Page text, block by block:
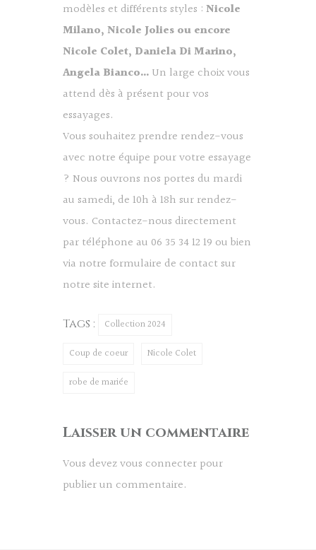
modèles et différents styles : Nicole
Milano, Nicole Jolies ou encore
Nicole Colet, Daniela Di Marino,
Angela Bianco… Un large choix vous
attend dès à présent pour vos
essayages.
Vous souhaitez prendre rendez-vous
avec notre équipe pour votre essayage
? Nous ouvrons nos portes du mardi
au samedi, de 10h à 18h sur rendez-
vous. Contactez-nous directement
par téléphone au 06 35 34 12 19 ou bien
via notre formulaire de contact sur
notre site internet.
Tags : Collection 2024
Coup de coeur Nicole Colet
robe de mariée
Laisser un commentaire
Vous devezvous connecter pour
publier un commentaire.